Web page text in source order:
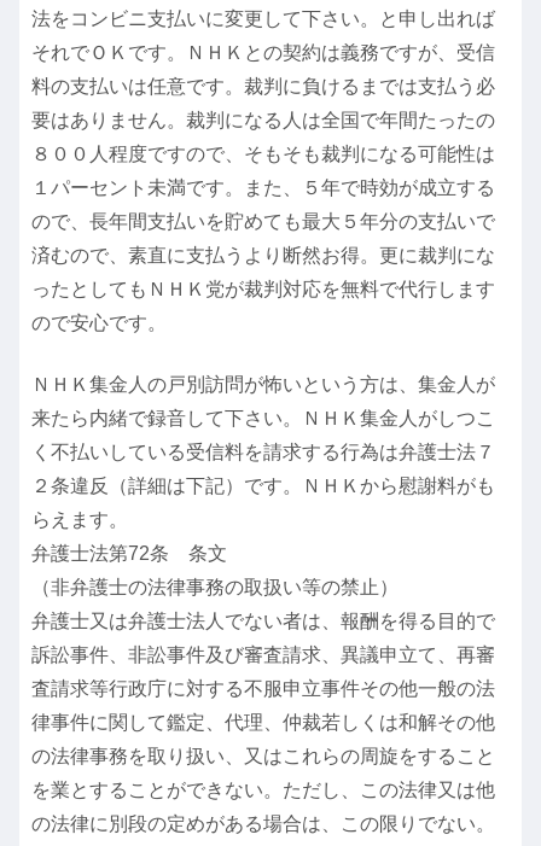
法をコンビニ支払いに変更して下さい。と申し出れば
それでＯＫです。ＮＨＫとの契約は義務ですが、受信
料の支払いは任意です。裁判に負けるまでは支払う必
要はありません。裁判になる人は全国で年間たったの
８００人程度ですので、そもそも裁判になる可能性は
１パーセント未満です。また、５年で時効が成立する
ので、長年間支払いを貯めても最大５年分の支払いで
済むので、素直に支払うより断然お得。更に裁判にな
ったとしてもＮＨＫ党が裁判対応を無料で代行します
ので安心です。
ＮＨＫ集金人の戸別訪問が怖いという方は、集金人が
来たら内緒で録音して下さい。ＮＨＫ集金人がしつこ
く不払いしている受信料を請求する行為は弁護士法７
２条違反（詳細は下記）です。ＮＨＫから慰謝料がも
らえます。
弁護士法第72条 条文
（非弁護士の法律事務の取扱い等の禁止）
弁護士又は弁護士法人でない者は、報酬を得る目的で
訴訟事件、非訟事件及び審査請求、異議申立て、再審
査請求等行政庁に対する不服申立事件その他一般の法
律事件に関して鑑定、代理、仲裁若しくは和解その他
の法律事務を取り扱い、又はこれらの周旋をすること
を業とすることができない。ただし、この法律又は他
の法律に別段の定めがある場合は、この限りでない。